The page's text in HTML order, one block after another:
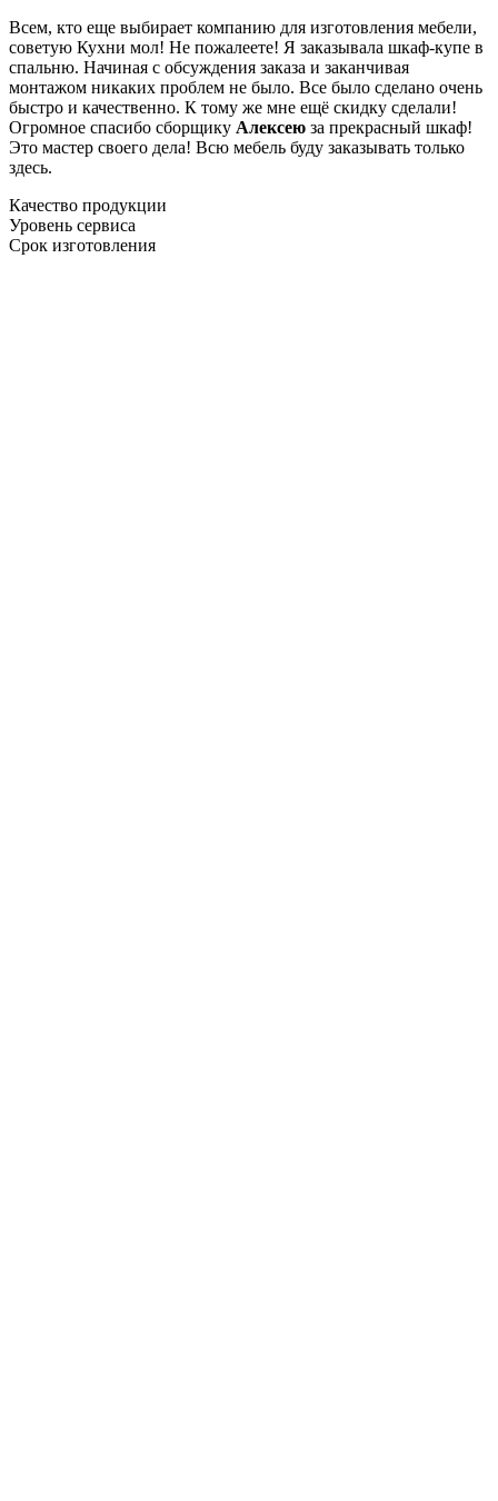
Всем, кто еще выбирает компанию для изготовления мебели,
советую Кухни мол! Не пожалеете! Я заказывала шкаф-купе в
спальню. Начиная с обсуждения заказа и заканчивая
монтажом никаких проблем не было. Все было сделано очень
быстро и качественно. К тому же мне ещё скидку сделали!
Огромное спасибо сборщику Алексею за прекрасный шкаф!
Это мастер своего дела! Всю мебель буду заказывать только
здесь.
Качество продукции
Уровень сервиса
Срок изготовления